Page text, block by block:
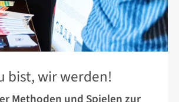
bist, wir werden!